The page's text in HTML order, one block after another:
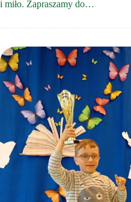
i miło. Zapraszamy do…